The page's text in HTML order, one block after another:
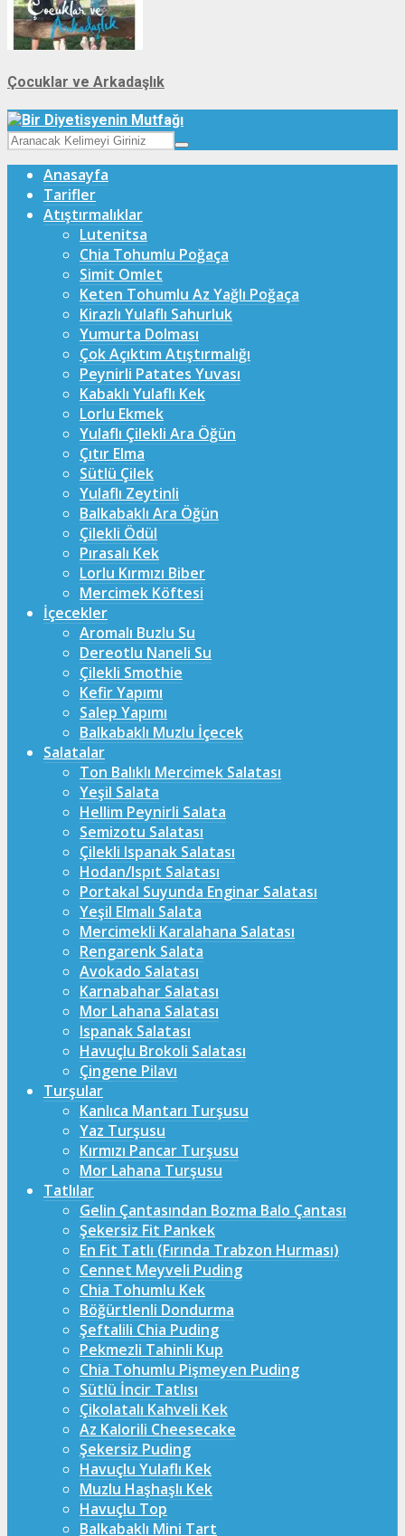
Çocuklar ve Arkadaşlık
Anasayfa
Tarifler
Atıştırmalıklar
Lutenitsa
Chia Tohumlu Poğaça
Simit Omlet
Keten Tohumlu Az Yağlı Poğaça
Kirazlı Yulaflı Sahurluk
Yumurta Dolması
Çok Açıktım Atıştırmalığı
Peynirli Patates Yuvası
Kabaklı Yulaflı Kek
Lorlu Ekmek
Yulaflı Çilekli Ara Öğün
Çıtır Elma
Sütlü Çilek
Yulaflı Zeytinli
Balkabaklı Ara Öğün
Çilekli Ödül
Pırasalı Kek
Lorlu Kırmızı Biber
Mercimek Köftesi
İçecekler
Aromalı Buzlu Su
Dereotlu Naneli Su
Çilekli Smothie
Kefir Yapımı
Salep Yapımı
Balkabaklı Muzlu İçecek
Salatalar
Ton Balıklı Mercimek Salatası
Yeşil Salata
Hellim Peynirli Salata
Semizotu Salatası
Çilekli Ispanak Salatası
Hodan/Ispıt Salatası
Portakal Suyunda Enginar Salatası
Yeşil Elmalı Salata
Mercimekli Karalahana Salatası
Rengarenk Salata
Avokado Salatası
Karnabahar Salatası
Mor Lahana Salatası
Ispanak Salatası
Havuçlu Brokoli Salatası
Çingene Pilavı
Turşular
Kanlıca Mantarı Turşusu
Yaz Turşusu
Kırmızı Pancar Turşusu
Mor Lahana Turşusu
Tatlılar
Gelin Çantasından Bozma Balo Çantası
Şekersiz Fit Pankek
En Fit Tatlı (Fırında Trabzon Hurması)
Cennet Meyveli Puding
Chia Tohumlu Kek
Böğürtlenli Dondurma
Şeftalili Chia Puding
Pekmezli Tahinli Kup
Chia Tohumlu Pişmeyen Puding
Sütlü İncir Tatlısı
Çikolatalı Kahveli Kek
Az Kalorili Cheesecake
Şekersiz Puding
Havuçlu Yulaflı Kek
Muzlu Haşhaşlı Kek
Havuçlu Top
Balkabaklı Mini Tart